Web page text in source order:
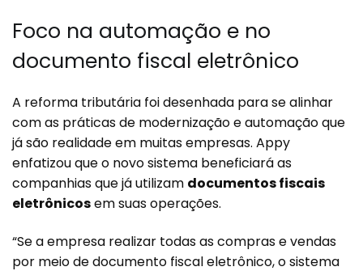
Foco na automação e no
documento fiscal eletrônico
A reforma tributária foi desenhada para se alinhar
com as práticas de modernização e automação que
já são realidade em muitas empresas. Appy
enfatizou que o novo sistema beneficiará as
companhias que já utilizam documentos fiscais
eletrônicosem suas operações.
“Se a empresa realizar todas as compras e vendas
por meio de documento fiscal eletrônico, o sistema